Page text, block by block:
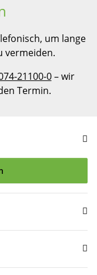
um lange
vermeiden.
21100-0– wir
Termin.